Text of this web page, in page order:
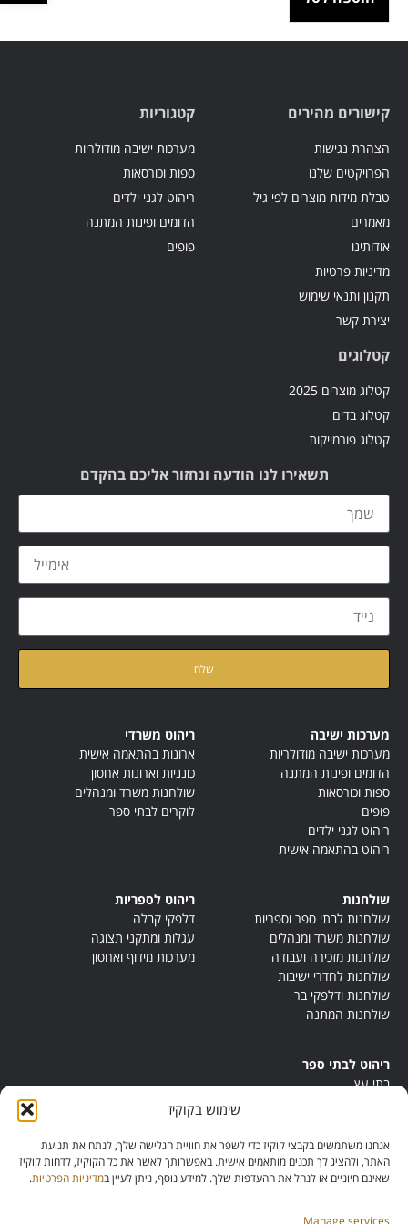
שימוש בקוקיז
אנחנו משתמשים בקבצי קוקיז כדי לשפר את חוויית הגלישה שלך, לנתח את תנועת
האתר, ולהציג לך תכנים מותאמים אישית. באפשרותך לאשר את כל הקוקיז, לדחות קוקיז
שאינם חיוניים או לנהל את ההעדפות שלך. למידע נוסף, ניתן לעיין במדיניות הפרטיות.
Manage services
קישורים מהירים
הצהרת נגישות
הפרויקטים שלנו
טבלת מידות מוצרים לפי גיל
מאמרים
אודותינו
מדיניות פרטיות
תקנון ותנאי שימוש
יצירת קשר
קטגוריות
מערכות ישיבה מודולריות
ספות וכורסאות
ריהוט לגני ילדים
הדומים ופינות המתנה
פופים
קטלוגים
קטלוג מוצרים 2025
קטלוג בדים
קטלוג פורמייקות
תשאירו לנו הודעה ונחזור אליכם בהקדם
מערכות ישיבה
מערכות ישיבה מודולריות
הדומים ופינות המתנה
ספות וכורסאות
פופים
ריהוט לגני ילדים
ריהוט בהתאמה אישית
ריהוט משרדי
ארונות בהתאמה אישית
כונניות וארונות אחסון
שולחנות משרד ומנהלים
לוקרים לבתי ספר
שולחנות
שולחנות לבתי ספר וספריות
שולחנות משרד ומנהלים
שולחנות מזכירה ועבודה
שולחנות לחדרי ישיבות
שולחנות ודלפקי בר
שולחנות המתנה
ריהוט לספריות
דלפקי קבלה
עגלות ומתקני תצוגה
מערכות מידוף ואחסון
ריהוט לבתי ספר
בתי עץ
ריהוט מונטסורי
ריהוט אנתרופוסופי